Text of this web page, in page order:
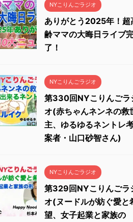
NYこりんごラジオ
ありがとう2025年！超
齢ママの大晦日ライブ
了！
NYこりんごラジオ
第330回NYこりんごラ
オ(赤ちゃんネンネの救
主、ゆるゆるネントレ
案者・山口砂智さん)
NYこりんごラジオ
第329回NYこりんごラ
オ(ヌードルが紡ぐ愛と
望、女子起業と家族の